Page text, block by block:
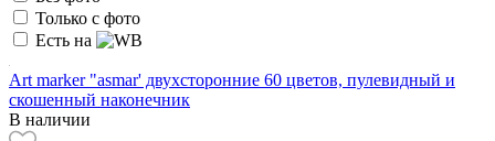
Только с фото
Есть на
Art marker "asmar' двухсторонние 60 цветов, пулевидный и
скошенный наконечник
В наличии